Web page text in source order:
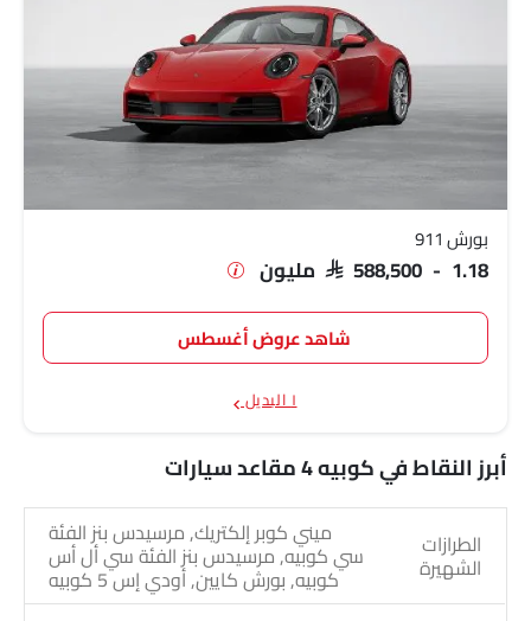
بورش 911
SAR 588,500 - 1.18 مليون
شاهد عروض أغسطس
١ البديل
أبرز النقاط في كوبيه 4 مقاعد سيارات
الطرازات
الشهيرة
ميني كوبر إلكتريك, مرسيدس بنز الفئة
سي كوبيه, مرسيدس بنز الفئة سي أل أس
كوبيه, بورش كايين, أودي إس 5 كوبيه